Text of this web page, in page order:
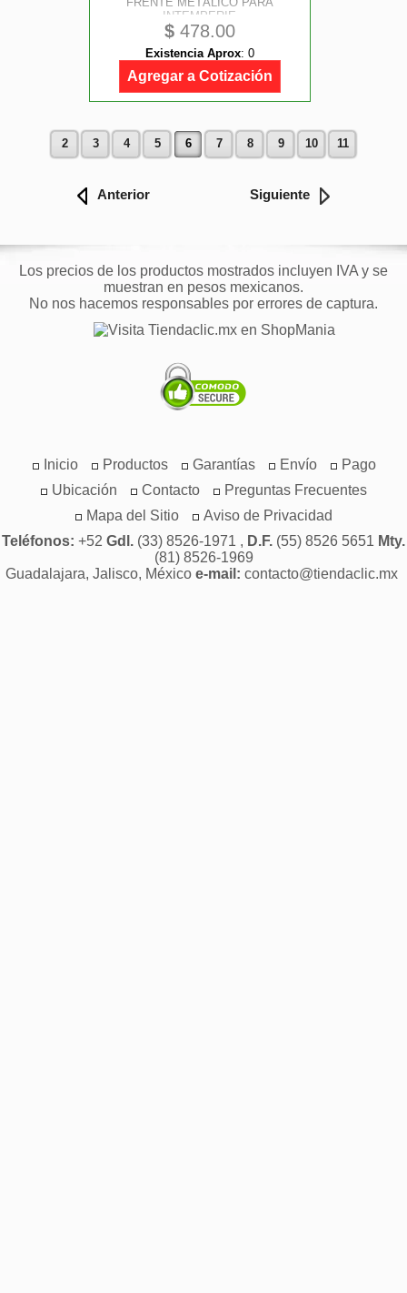
INTEMPERIE
$ 478.00
Existencia Aprox: 0
Agregar a Cotización
2 3 4 5 6 7 8 9 10 11
Anterior Siguiente
Los precios de los productos mostrados incluyen IVA y se
muestran en pesos mexicanos.
No nos hacemos responsables por errores de captura.
Inicio Productos Garantías Envío
Pago
Ubicación
Contacto
Preguntas Frecuentes
Mapa del Sitio
Aviso de Privacidad
Teléfonos: +52 Gdl. (33) 8526-1971 , D.F. (55) 8526 5651 Mty.
(81) 8526-1969
Guadalajara, Jalisco, México e-mail: contacto@tiendaclic.mx